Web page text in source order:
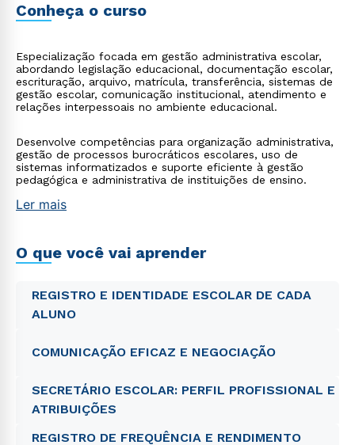
Conheça o curso
Especialização focada em gestão administrativa escolar,
abordando legislação educacional, documentação escolar,
escrituração, arquivo, matrícula, transferência, sistemas de
gestão escolar, comunicação institucional, atendimento e
relações interpessoais no ambiente educacional.
Desenvolve competências para organização administrativa,
gestão de processos burocráticos escolares, uso de
sistemas informatizados e suporte eficiente à gestão
pedagógica e administrativa de instituições de ensino.
Ler mais
O que você vai aprender
REGISTRO E IDENTIDADE ESCOLAR DE CADA
ALUNO
COMUNICAÇÃO EFICAZ E NEGOCIAÇÃO
SECRETÁRIO ESCOLAR: PERFIL PROFISSIONAL E
ATRIBUIÇÕES
REGISTRO DE FREQUÊNCIA E RENDIMENTO